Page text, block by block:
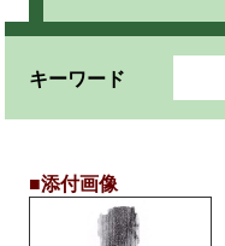
キーワード
■添付画像